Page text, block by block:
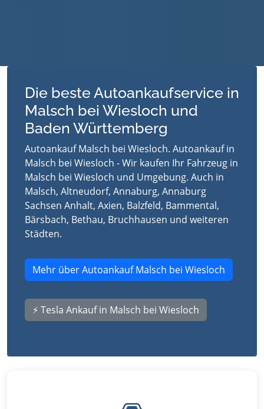
Die beste Autoankaufservice in
Malsch bei Wiesloch und
Baden Württemberg
Autoankauf Malsch bei Wiesloch. Autoankauf in
Malsch bei Wiesloch - Wir kaufen Ihr Fahrzeug in
Malsch bei Wiesloch und Umgebung. Auch in
Malsch, Altneudorf, Annaburg, Annaburg
Sachsen Anhalt, Axien, Balzfeld, Bammental,
Bärsbach, Bethau, Bruchhausen und weiteren
Städten.
Mehr über Autoankauf Malsch bei Wiesloch
⚡ Tesla Ankauf in Malsch bei Wiesloch